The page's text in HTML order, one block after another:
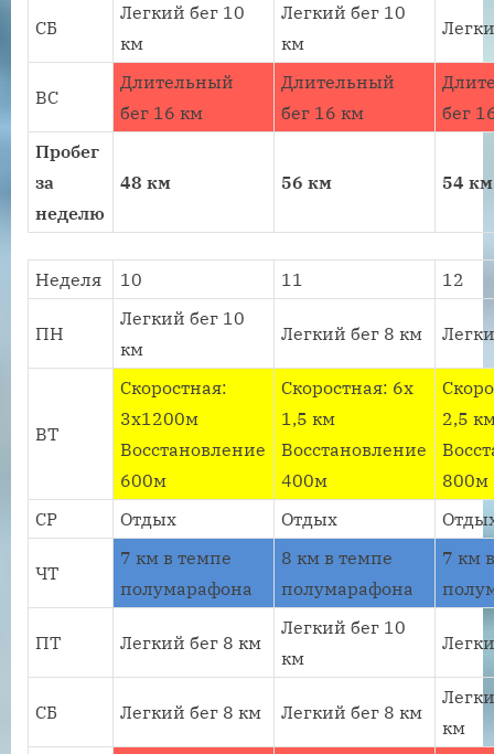
СБ
Легкий бег 10
км
Легкий бег 10
км
ВС
Длительный
бег 16 км
Длительный
бег 16 км
бег
Пробег
за
неделю
48 км 56 км 54 км
Неделя 10 11 12
ПН
Легкий бег 10
км
Легкий бег 8 км
ВТ
Скоростная:
3х1200м
Восстановление
600м
Скоростная: 6х
1,5 км
Восстановление
400м
2,5
800м
СР
Отдых Отдых
ЧТ
7 км в темпе
полумарафона
8 км в темпе
полумарафона
7 км
ПТ Легкий бег 8 км
Легкий бег 10
км
СБ Легкий бег 8 км Легкий бег 8 км
км